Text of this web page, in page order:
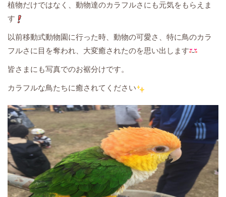
植物だけではなく、動物達のカラフルさにも元気をもらえま
す
以前移動式動物園に行った時、動物の可愛さ、特に鳥のカラ
フルさに目を奪われ、大変癒されたのを思い出します
皆さまにも写真でのお裾分けです。
カラフルな鳥たちに癒されてください